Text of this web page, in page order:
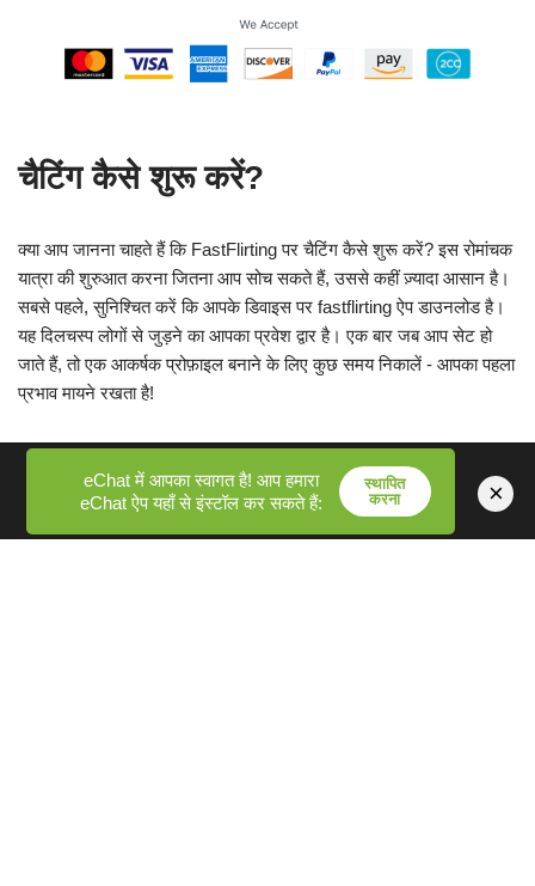
चैटिंग कैसे शुरू करें?
क्या आप जानना चाहते हैं कि FastFlirting पर चैटिंग कैसे शुरू करें? इस रोमांचक
यात्रा की शुरुआत करना जितना आप सोच सकते हैं, उससे कहीं ज़्यादा आसान है।
सबसे पहले, सुनिश्चित करें कि आपके डिवाइस पर fastflirting ऐप डाउनलोड है।
यह दिलचस्प लोगों से जुड़ने का आपका प्रवेश द्वार है। एक बार जब आप सेट हो
जाते हैं, तो एक आकर्षक प्रोफ़ाइल बनाने के लिए कुछ समय निकालें - आपका पहला
प्रभाव मायने रखता है!
आरंभ करने के लिए यहां कुछ त्वरित सुझाव दिए गए हैं:
सार्थक बातचीत को बढ़ावा देने में प्रामाणिकता महत्वपूर्ण है।
eChat में आपका स्वागत है! आप हमारा
eChat ऐप यहाँ से इंस्टॉल कर सकते हैं:
स्थापित
करना
×